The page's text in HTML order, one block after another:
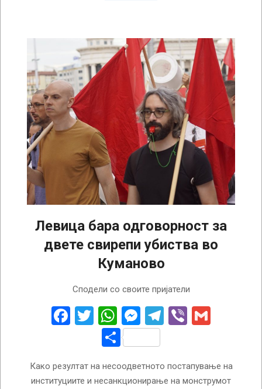
Левица бара одговорност за
двете свирепи убиства во
Куманово
Сподели со своите пријатели
Facebook
Twitter
WhatsApp
Messenger
Telegram
Viber
Share
Како резултат на несоодветното постапување на
институциите и несанкционирање на монструмот